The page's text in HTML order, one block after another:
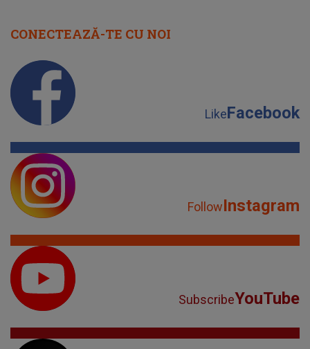
CONECTEAZĂ-TE CU NOI
LikeFacebook
FollowInstagram
SubscribeYouTube